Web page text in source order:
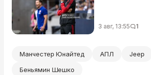
3 авг, 13:55 1
Манчестер Юнайтед АПЛ
Jeep
Беньямин Шешко